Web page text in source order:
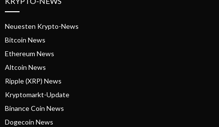
Neuesten Krypto-News
Bitcoin News
Ethereum News
Altcoin News
Ripple (XRP) News
Kryptomarkt-Update
Binance Coin News
Dogecoin News